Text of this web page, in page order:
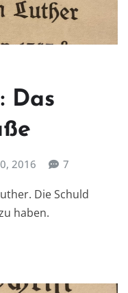
Das
2016 7
Die Schuld
haben.